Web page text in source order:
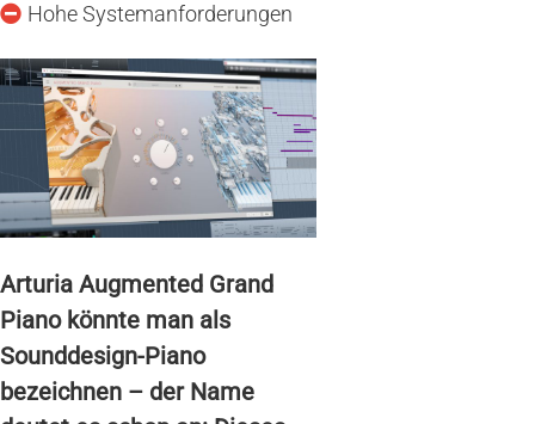
Hohe Systemanforderungen
Arturia Augmented Grand
Piano könnte man als
Sounddesign-Piano
bezeichnen – der Name